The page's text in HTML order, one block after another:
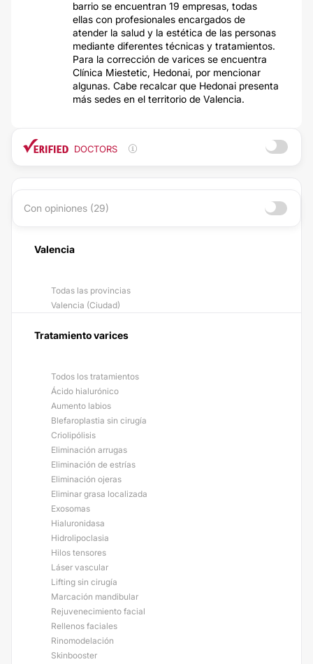
barrio se encuentran 19 empresas, todas
ellas con profesionales encargados de
atender la salud y la estética de las personas
mediante diferentes técnicas y tratamientos.
Para la corrección de varices se encuentra
Clínica Miestetic, Hedonai, por mencionar
algunas. Cabe recalcar que Hedonai presenta
más sedes en el territorio de Valencia.
DOCTORS
Con opiniones (29)
Valencia
Todas las provincias
Valencia (Ciudad)
Tratamiento varices
Todos los tratamientos
Ácido hialurónico
Aumento labios
Blefaroplastia sin cirugía
Criolipólisis
Eliminación arrugas
Eliminación de estrías
Eliminación ojeras
Eliminar grasa localizada
Exosomas
Hialuronidasa
Hidrolipoclasia
Hilos tensores
Láser vascular
Lifting sin cirugía
Marcación mandibular
Rejuvenecimiento facial
Rellenos faciales
Rinomodelación
Skinbooster